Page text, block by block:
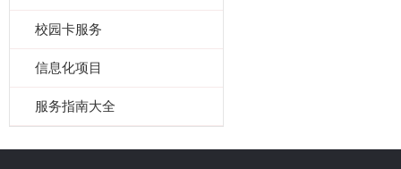
校园卡服务
信息化项目
服务指南大全